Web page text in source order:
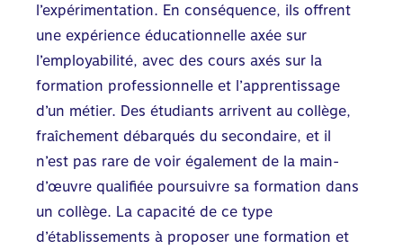
l’expérimentation. En conséquence, ils offrent
une expérience éducationnelle axée sur
l’employabilité, avec des cours axés sur la
formation professionnelle et l’apprentissage
d’un métier. Des étudiants arrivent au collège,
fraîchement débarqués du secondaire, et il
n’est pas rare de voir également de la main-
d’œuvre qualifiée poursuivre sa formation dans
un collège. La capacité de ce type
d’établissements à proposer une formation et